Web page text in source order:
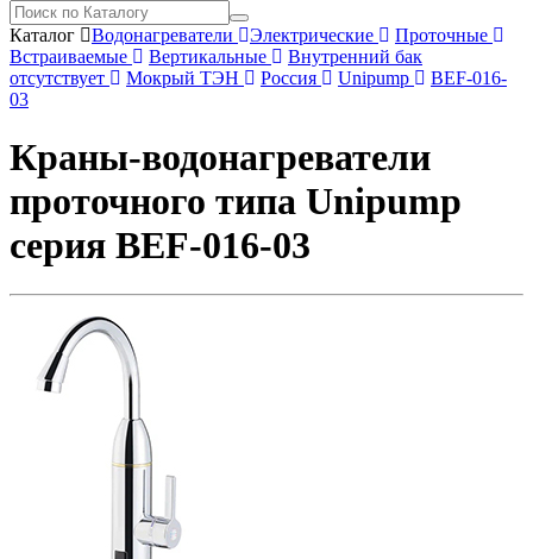
Каталог Водонагреватели Электрические
Проточные
Встраиваемые
Вертикальные
Внутренний бак
отсутствует
Мокрый ТЭН Россия Unipump
BEF-016-
03
Краны-водонагреватели
проточного типа Unipump
серия BEF-016-03